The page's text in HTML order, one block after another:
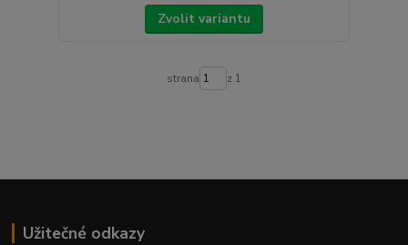
Zvolit variantu
strana z 1
Užitečné odkazy